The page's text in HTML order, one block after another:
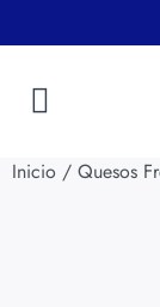
Inicio / Quesos